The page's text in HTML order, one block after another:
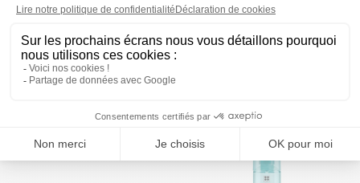
reparateur 200ml
Prix moyen constaté
19,11 €
Prix moyen constaté